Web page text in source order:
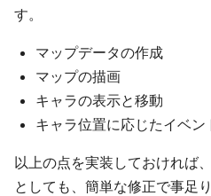
す。
マップデータの作成
マップの描画
キャラの表示と移動
キャラ位置に応じたイベン
以上の点を実装しておければ
としても、簡単な修正で事足